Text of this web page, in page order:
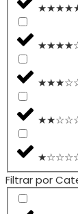
Filtrar por